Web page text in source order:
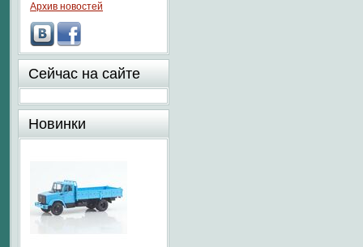
Архив новостей
Сейчас на сайте
Новинки